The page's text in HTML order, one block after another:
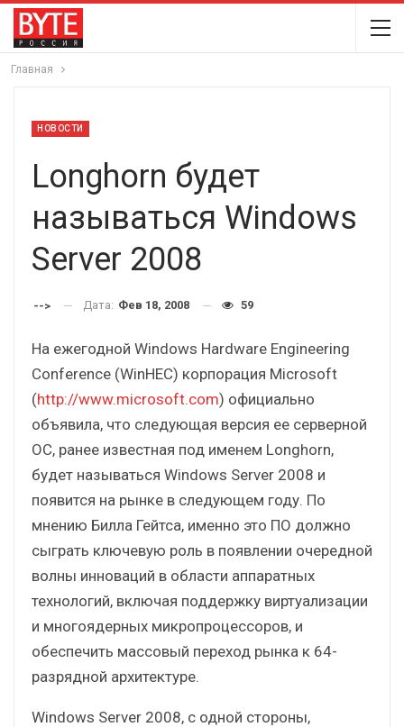
Главная
НОВОСТИ
Longhorn будет
называться Windows
Server 2008
--> Дата: Фев 18, 2008 59
На ежегодной Windows Hardware Engineering
Conference (WinHEC) корпорация Microsoft
(http://www.microsoft.com) официально
объявила, что следующая версия ее серверной
ОС, ранее известная под именем Longhorn,
будет называться Windows Server 2008 и
появится на рынке в следующем году. По
мнению Билла Гейтса, именно это ПО должно
сыграть ключевую роль в появлении очередной
волны инноваций в области аппаратных
технологий, включая поддержку виртуализации
и многоядерных микропроцессоров, и
обеспечить массовый переход рынка к 64-
разрядной архитектуре.
Windows Server 2008, с одной стороны,